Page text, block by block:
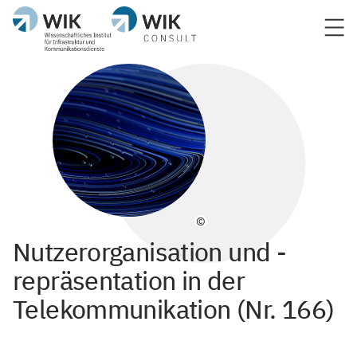
©
Nutzerorganisation und -
repräsentation in der
Telekommunikation (Nr. 166)